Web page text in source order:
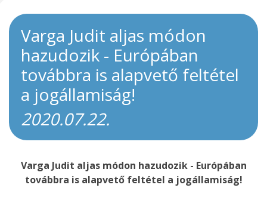
Varga Judit aljas módon
hazudozik - Európában
továbbra is alapvető feltétel
a jogállamiság!
2020.07.22.
Varga Judit aljas módon hazudozik - Európában
továbbra is alapvető feltétel a jogállamiság!